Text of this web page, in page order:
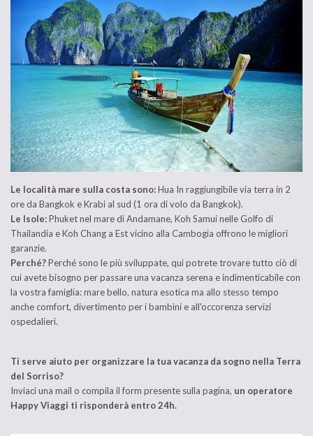
Le località mare sulla costa sono:Hua In raggiungibile via terra in 2
ore da Bangkok e Krabi al sud (1 ora di volo da Bangkok).
Le Isole:Phuket nel mare di Andamane, Koh Samui nelle Golfo di
Thailandia e Koh Chang a Est vicino alla Cambogia offrono le migliori
garanzie.
Perché?Perché sono le più sviluppate, qui potrete trovare tutto ciò di
cui avete bisogno per passare una vacanza serena e indimenticabile con
la vostra famiglia: mare bello, natura esotica ma allo stesso tempo
anche comfort, divertimento per i bambini e all'occorenza servizi
ospedalieri.
Ti serve aiuto per organizzare la tua vacanza da sogno nella Terra
del Sorriso?
Inviaci una mail o compila il form presente sulla pagina, un operatore
Happy Viaggi ti risponderà entro 24h.